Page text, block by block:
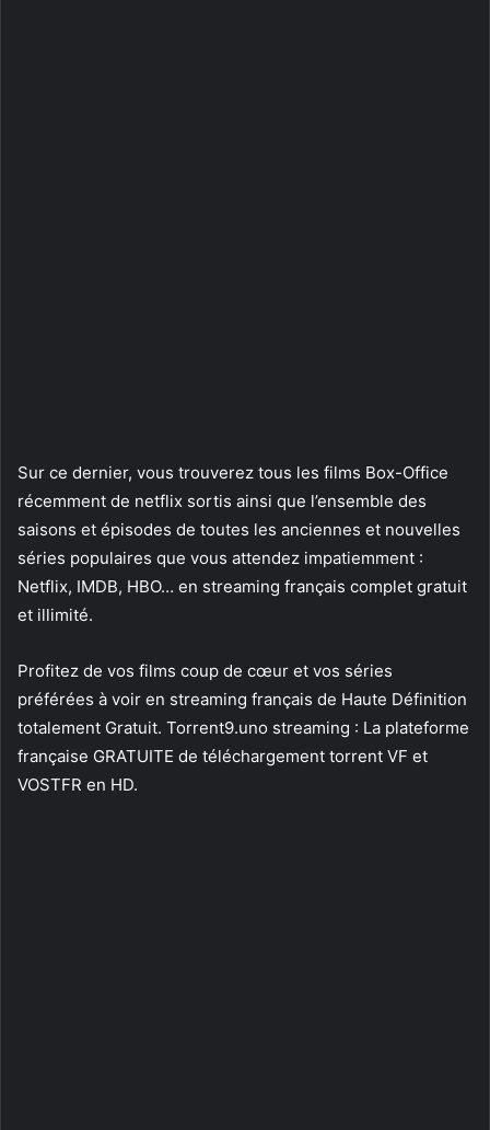
Sur ce dernier, vous trouverez tous les films Box-Office
récemment de netflix sortis ainsi que l’ensemble des
saisons et épisodes de toutes les anciennes et nouvelles
séries populaires que vous attendez impatiemment :
Netflix, IMDB, HBO… en streaming français complet gratuit
et illimité.
Profitez de vos films coup de cœur et vos séries
préférées à voir en streaming français de Haute Définition
totalement Gratuit. Torrent9.uno streaming : La plateforme
française GRATUITE de téléchargement torrent VF et
VOSTFR en HD.